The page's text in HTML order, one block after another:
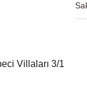
Villaları 3/1